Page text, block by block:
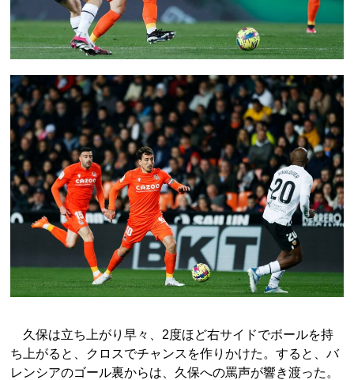
久保は立ち上がり早々、2度ほど右サイドでボールを持
ち上がると、クロスでチャンスを作りかけた。すると、バ
レンシアのゴール裏からは、久保への罵声が響き渡った。